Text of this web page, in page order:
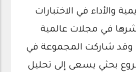
والأداء في الاختبارات
في مجلات عالمية
وقد شاركت المجموعة في
بحثي يسعى إلى تحليل